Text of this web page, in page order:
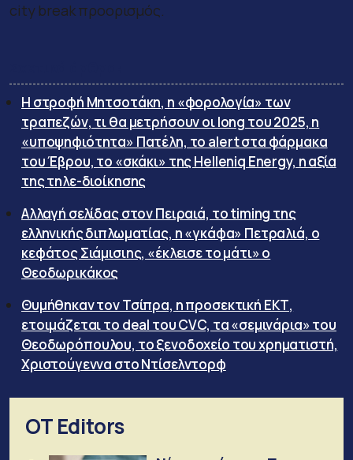
city break προορισμός.
Η στροφή Μητσοτάκη, η «φορολογία» των
τραπεζών, τι θα μετρήσουν οι long του 2025, η
«υποψηφιότητα» Πατέλη, το alert στα φάρμακα
του Έβρου, το «σκάκι» της Helleniq Energy, η αξία
της τηλε-διοίκησης
Αλλαγή σελίδας στον Πειραιά, το timing της
ελληνικής διπλωματίας, η «γκάφα» Πετραλιά, ο
κεφάτος Σιάμισιης, «έκλεισε το μάτι» ο
Θεοδωρικάκος
Θυμήθηκαν τον Τσίπρα, η προσεκτική ΕΚΤ,
ετοιμάζεται το deal του CVC, τα «σεμινάρια» του
Θεοδωρόπουλου, το ξενοδοχείο του χρηματιστή,
Χριστούγεννα στο Ντίσελντορφ
OT Editors